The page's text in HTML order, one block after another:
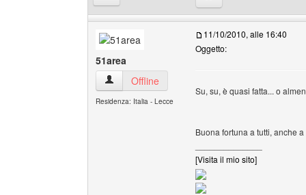
51area
51area Profilo
Offline
Residenza: Italia - Lecce
11/10/2010, alle 16:40
Oggetto:
Su, su, è quasi fatta... o
Buona fortuna a tutti, anche
[Visita il mio sito]